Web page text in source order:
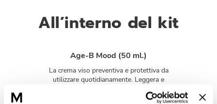
All’interno del kit
Age-B Mood (50 ml.)
La crema viso preventiva e protettiva da
utilizzare quotidianamente. Leggera e